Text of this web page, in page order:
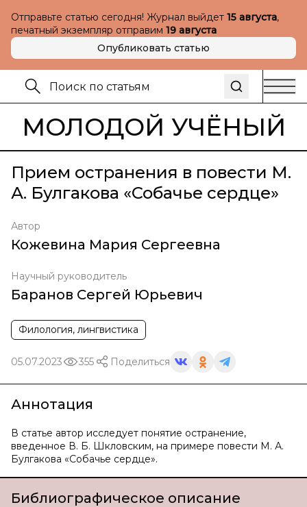
Отправьте статью сегодня! Журнал выйдет 15 августа,
печатный экземпляр отправим 19 августа
Опубликовать статью
МОЛОДОЙ УЧЁНЫЙ
Прием остранения в повести М.
А. Булгакова «Собачье сердце»
Автор
Кожевина Мария Сергеевна
Научный руководитель
Баранов Сергей Юрьевич
Филология, лингвистика
05.07.2023 355 Поделиться
Аннотация
В статье автор исследует понятие остранение,
введенное В. Б. Шкловским, на примере повести М. А.
Булгакова «Собачье сердце».
Библиографическое описание